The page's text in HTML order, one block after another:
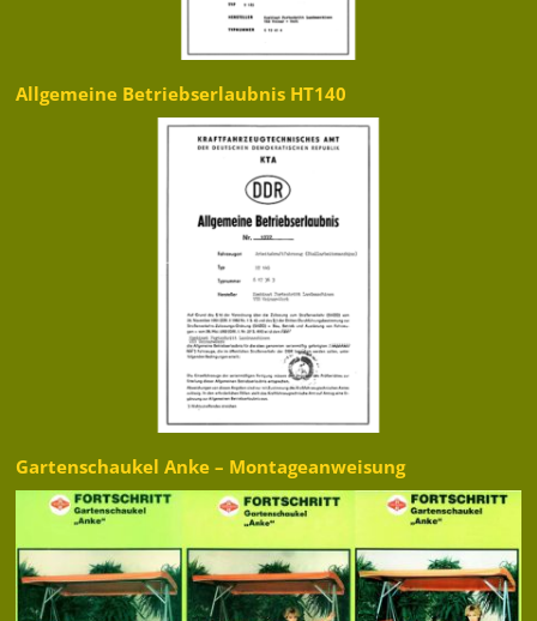
Allgemeine Betriebserlaubnis HT140
Gartenschaukel Anke – Montageanweisung